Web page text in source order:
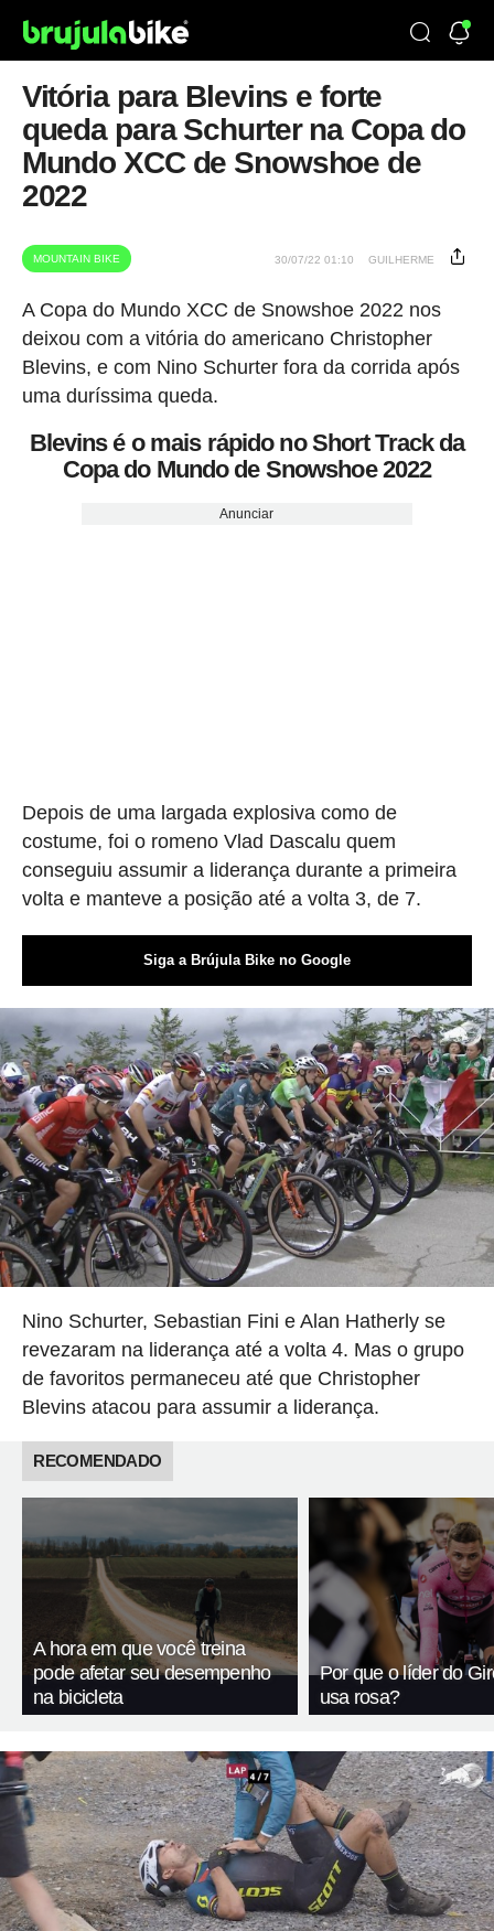
Vitória para Blevins e forte
queda para Schurter na Copa do
Mundo XCC de Snowshoe de
2022
MOUNTAIN BIKE 30/07/22 01:10 GUILHERME
A Copa do Mundo XCC de Snowshoe 2022 nos
deixou com a vitória do americano Christopher
Blevins, e com Nino Schurter fora da corrida após
uma duríssima queda.
Blevins é o mais rápido no Short Track da
Copa do Mundo de Snowshoe 2022
Anunciar
Depois de uma largada explosiva como de
costume, foi o romeno Vlad Dascalu quem
conseguiu assumir a liderança durante a primeira
volta e manteve a posição até a volta 3, de 7.
Siga a Brújula Bike no Google
Nino Schurter, Sebastian Fini e Alan Hatherly se
revezaram na liderança até a volta 4. Mas o grupo
de favoritos permaneceu até que Christopher
Blevins atacou para assumir a liderança.
RECOMENDADO
A hora em que você treina
pode afetar seu desempenho
na bicicleta
Por que o líder do
usa rosa?